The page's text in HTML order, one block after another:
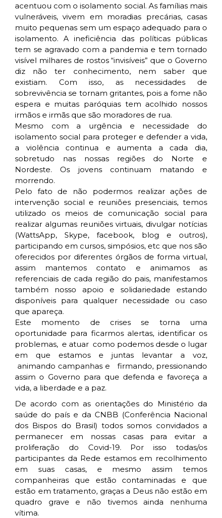
acentuou com o isolamento social. As famílias mais
vulneráveis, vivem em moradias precárias, casas
muito pequenas sem um espaço adequado para o
isolamento. A ineficiência das políticas públicas
tem se agravado com a pandemia e tem tornado
visível milhares de rostos “invisíveis” que o Governo
diz não ter conhecimento, nem saber que
existiam. Com isso, as necessidades de
sobrevivência se tornam gritantes, pois a fome não
espera e muitas paróquias tem acolhido nossos
irmãos e irmãs que são moradores de rua.
Mesmo com a urgência e necessidade do
isolamento social para proteger e defender a vida,
a violência continua e aumenta a cada dia,
sobretudo nas nossas regiões do Norte e
Nordeste. Os jovens continuam matando e
morrendo.
Pelo fato de não podermos realizar ações de
intervenção social e reuniões presenciais, temos
utilizado os meios de comunicação social para
realizar algumas reuniões virtuais, divulgar notícias
(WattsApp, Skype, facebook, blog e outros),
participando em cursos, simpósios, etc que nos são
oferecidos por diferentes órgãos de forma virtual,
assim mantemos contato e animamos as
referenciais de cada região do pais, manifestamos
também nosso apoio e solidariedade estando
disponíveis para qualquer necessidade ou caso
que apareça.
Este momento de crises se torna uma
oportunidade para ficarmos alertas, identificar os
problemas, e atuar como podemos desde o lugar
em que estamos e juntas levantar a voz,
animando campanhas e firmando, pressionando
assim o Governo para que defenda e favoreça a
vida, a liberdade e a paz.
De acordo com as orientações do Ministério da
saúde do país e da CNBB (Conferência Nacional
dos Bispos do Brasil) todos somos convidados a
permanecer em nossas casas para evitar a
proliferação do Covid-19. Por isso todas/os
participantes da Rede estamos em recolhimento
em suas casas, e mesmo assim temos
companheiras que estão contaminadas e que
estão em tratamento, graças a Deus não estão em
quadro grave e não tivemos ainda nenhuma
vítima.